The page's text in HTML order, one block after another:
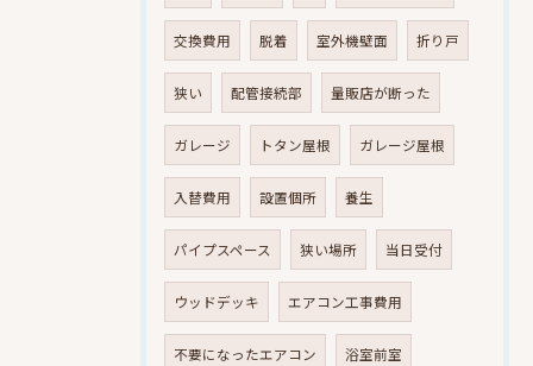
交換費用 脱着 室外機壁面 折り戸
狭い 配管接続部 量販店が断った
ガレージ トタン屋根 ガレージ屋根
入替費用 設置個所 養生
パイプスペース 狭い場所 当日受付
ウッドデッキ エアコン工事費用
不要になったエアコン 浴室前室